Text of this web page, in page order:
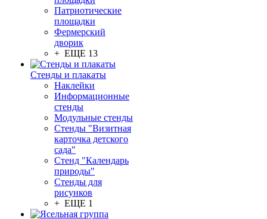
Патриотические
площадки
Фермерский
дворик
+ ЕЩЕ 13
Стенды и плакаты
Наклейки
Информационные
стенды
Модульные стенды
Стенды "Визитная
карточка детского
сада"
Стенд "Календарь
природы"
Стенды для
рисунков
+ ЕЩЕ 1